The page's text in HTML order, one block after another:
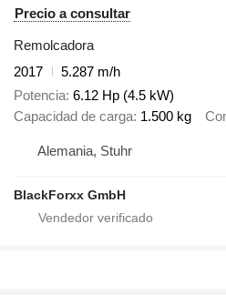
Precio a consultar
Remolcadora
2017
5.287 m/h
Potencia 6.12 Hp (4.5 kW)
Capacidad de carga 1.500 kg
Alemania, Stuhr
BlackForxx GmbH